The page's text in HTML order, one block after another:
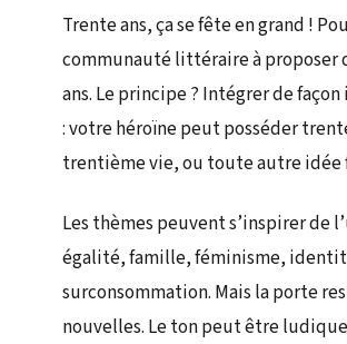
Trente ans, ça se fête en grand !
communauté littéraire à proposer
ans. Le principe ? Intégrer de
: votre héroïne peut posséder
trentième vie, ou toute autre idée
Les thèmes peuvent s’inspirer de
égalité, famille, féminisme,
surconsommation. Mais la porte
nouvelles. Le ton peut être